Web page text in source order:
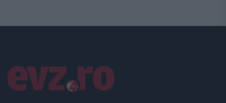
Linkuri utile